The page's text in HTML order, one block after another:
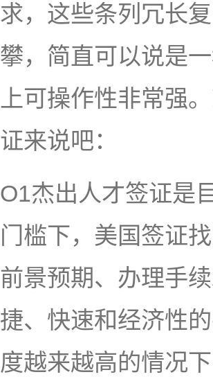
求，这些条列冗长
攀，简直可以说是
上可操作性非常强
证来说吧：
O1杰出人才签证是
门槛下，美国签证
前景预期、办理手
捷、快速和经济性
度越来越高的情况